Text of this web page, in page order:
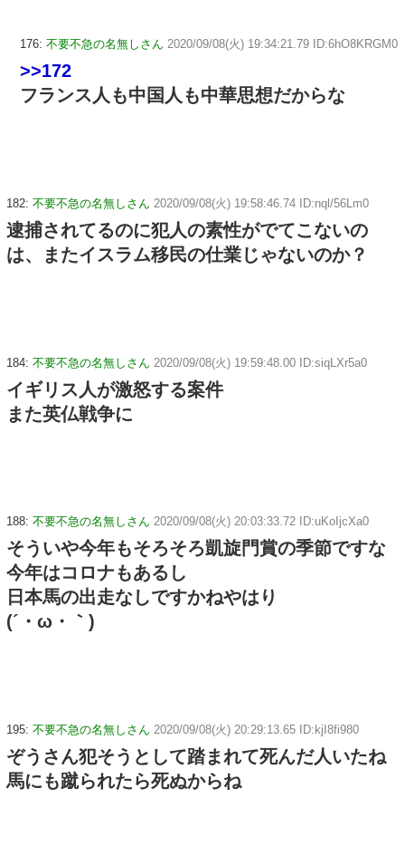
176: 不要不急の名無しさん 2020/09/08(火) 19:34:21.79 ID:6hO8KRGM0
>>172
フランス人も中国人も中華思想だからな
182: 不要不急の名無しさん 2020/09/08(火) 19:58:46.74 ID:nql/56Lm0
逮捕されてるのに犯人の素性がでてこないの
は、またイスラム移民の仕業じゃないのか？
184: 不要不急の名無しさん 2020/09/08(火) 19:59:48.00 ID:siqLXr5a0
イギリス人が激怒する案件
また英仏戦争に
188: 不要不急の名無しさん 2020/09/08(火) 20:03:33.72 ID:uKoIjcXa0
そういや今年もそろそろ凱旋門賞の季節ですな
今年はコロナもあるし
日本馬の出走なしですかねやはり
(´・ω・｀)
195: 不要不急の名無しさん 2020/09/08(火) 20:29:13.65 ID:kjI8fi980
ぞうさん犯そうとして踏まれて死んだ人いたね
馬にも蹴られたら死ぬからね